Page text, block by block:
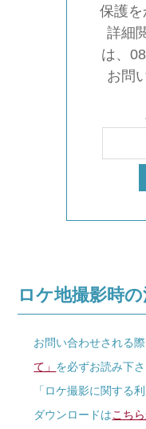
保護を
詳細
は、
お問
ロケ地撮影時
お問い合わせされる
て」 を必ずお読み下さ
「ロケ撮影に関する
ダウンロードはこち